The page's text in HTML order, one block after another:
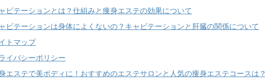
ビテーションとは？仕組みと痩身エステの効果について
ビテーションは身体によくないの？キャビテーションと肝臓の関係について
トマップ
イバシーポリシー
エステで美ボディに！おすすめのエステサロンと人気の痩身エステコースは？